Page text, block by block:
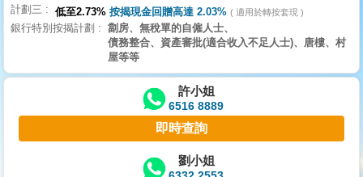
搵
樓/
交
業
主
計劃三 低至2.73% 按揭現金回贈高達 2.03% 適用於轉按套現
銀行特別按揭計劃
劏房、無稅單的自僱人士、
債務整合、資產審批(適合收入不足人士)、唐樓、村
屋等等
許小姐
6516 8889
即時查詢
劉小姐